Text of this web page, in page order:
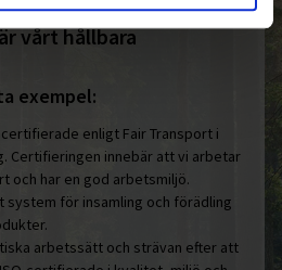
nämnaren i
vårt hållbara
exempel:
enligt Fair Transport i
Certifieringen innebär att vi arbetar
och har en god arbetsmiljö.
system för insamling och förädling
arbetssätt och strävan efter att